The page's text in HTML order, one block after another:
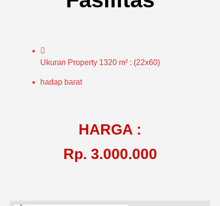
Ukuran Property 1320 m² : (22x60)
hadap barat
HARGA :
Rp. 3.000.000